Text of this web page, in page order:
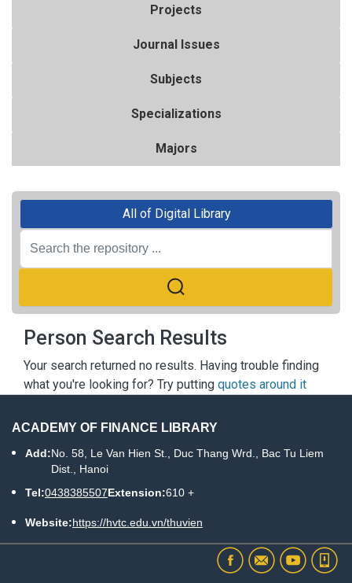
Projects
Journal Issues
Subjects
Specializations
Majors
All of Digital Library
Person Search Results
Your search returned no results. Having trouble finding
what you're looking for? Try putting quotes around it
ACADEMY OF FINANCE LIBRARY
Add:No. 58, Le Van Hien St., Duc Thang Wrd., Bac Tu Liem
Dist., Hanoi
Tel:0438385507Extension:610 +
Website:https://hvtc.edu.vn/thuvien